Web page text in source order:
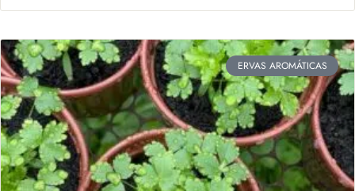
ERVAS AROMÁTICAS